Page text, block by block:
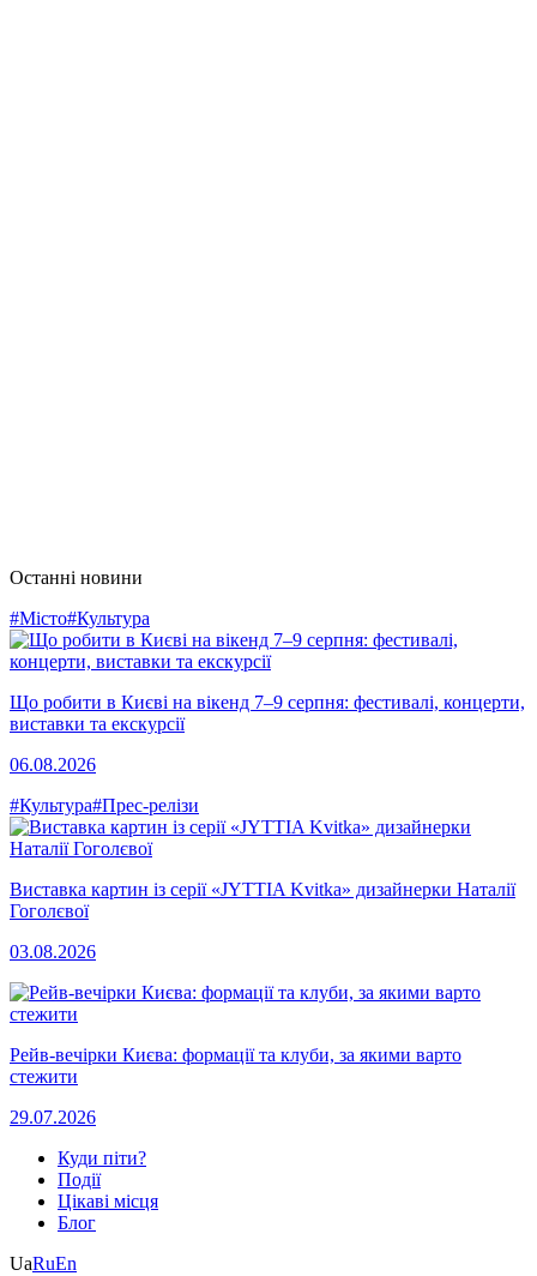
Останні новини
#Місто#Культура
Що робити в Києві на вікенд 7–9 серпня: фестивалі, концерти,
виставки та екскурсії
06.08.2026
#Культура#Прес-релізи
Виставка картин із серії «JYTTIA Kvitka» дизайнерки Наталії
Гоголєвої
03.08.2026
Рейв-вечірки Києва: формації та клуби, за якими варто
стежити
29.07.2026
Куди піти?
Події
Цікаві місця
Блог
UaRuEn